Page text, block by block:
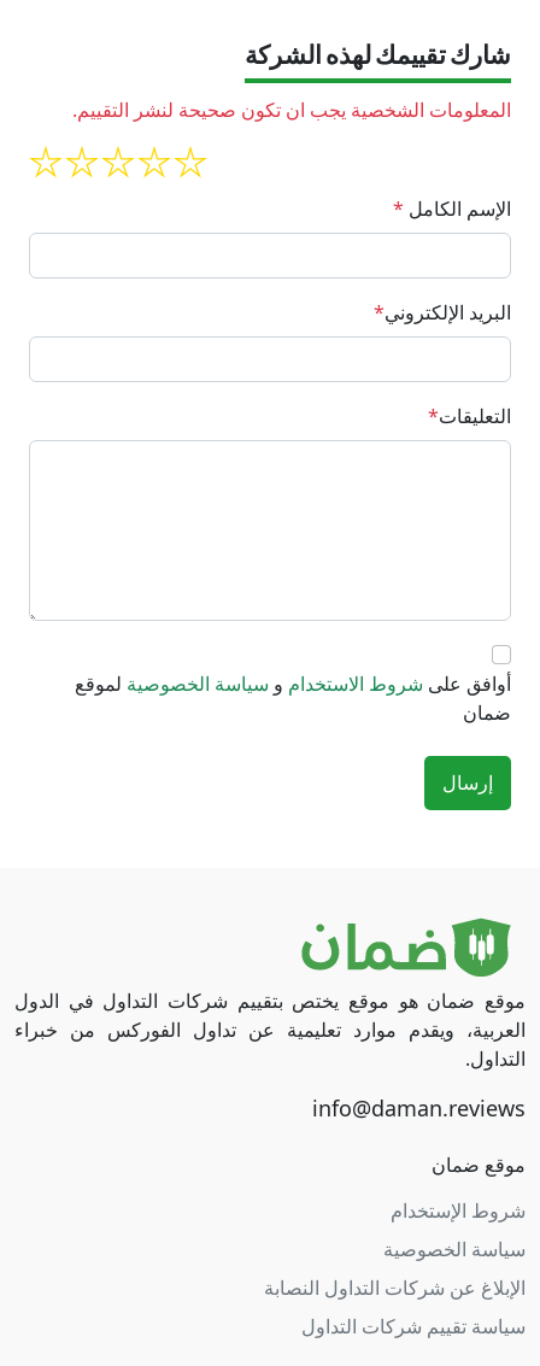
شارك تقييمك لهذه الشركة
المعلومات الشخصية يجب ان تكون صحيحة لنشر التقييم.
الإسم الكامل *
البريد الإلكتروني*
التعليقات*
أوافق على شروط الاستخدام و سياسة الخصوصية لموقع
ضمان
إرسال
موقع ضمان هو موقع يختص بتقييم شركات التداول في الدول
العربية، ويقدم موارد تعليمية عن تداول الفوركس من خبراء
التداول.
موقع ضمان
شروط الإستخدام
سياسة الخصوصية
الإبلاغ عن شركات التداول النصابة
سياسة تقييم شركات التداول